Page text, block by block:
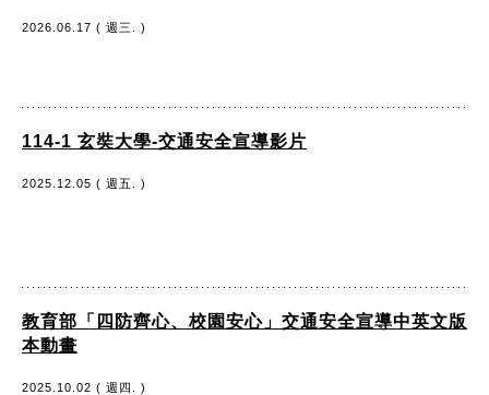
2026.06.17 ( 週三. )
114-1 玄奘大學-交通安全宣導影片
2025.12.05 ( 週五. )
教育部「四防齊心、校園安心」交通安全宣導中英文版
本動畫
2025.10.02 ( 週四. )